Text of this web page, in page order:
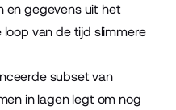
en gegevens uit het
van de tijd slimmere
subset van
in lagen legt om nog